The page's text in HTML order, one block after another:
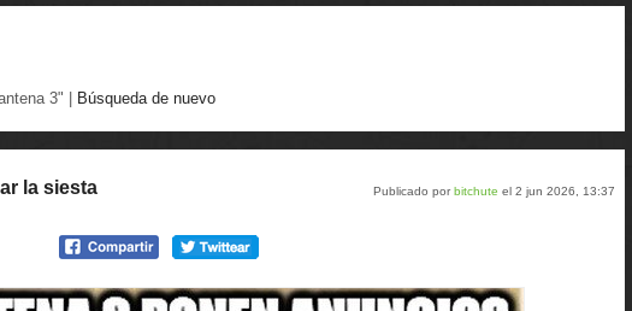
3" | Búsqueda de nuevo
Publicado porbitchute el 2 jun 2026, 13:37
la siesta